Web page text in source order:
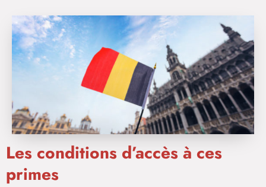
Les conditions d’accès à ces
primes